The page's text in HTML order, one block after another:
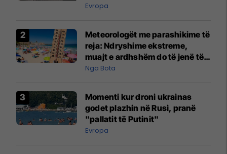
Evropa
Meteorologët me parashikime të
reja: Ndryshime ekstreme,
muajt e ardhshëm do të jenë të
pazakontë
Nga Bota
Momenti kur droni ukrainas
godet plazhin në Rusi, pranë
"pallatit të Putinit"
Evropa